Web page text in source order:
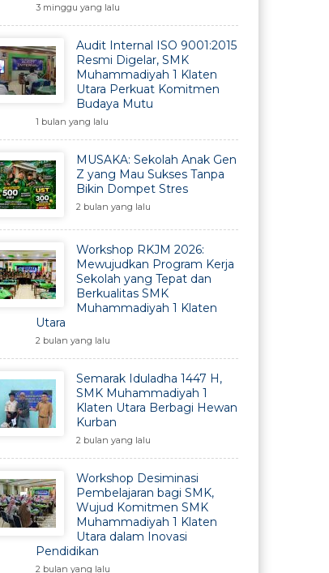
3 minggu yang lalu
Audit Internal ISO 9001:2015
Resmi Digelar, SMK
Muhammadiyah 1 Klaten
Utara Perkuat Komitmen
Budaya Mutu
1 bulan yang lalu
MUSAKA: Sekolah Anak Gen
Z yang Mau Sukses Tanpa
Bikin Dompet Stres
2 bulan yang lalu
Workshop RKJM 2026:
Mewujudkan Program Kerja
Sekolah yang Tepat dan
Berkualitas SMK
Muhammadiyah 1 Klaten
Utara
2 bulan yang lalu
Semarak Iduladha 1447 H,
SMK Muhammadiyah 1
Klaten Utara Berbagi Hewan
Kurban
2 bulan yang lalu
Workshop Desiminasi
Pembelajaran bagi SMK,
Wujud Komitmen SMK
Muhammadiyah 1 Klaten
Utara dalam Inovasi
Pendidikan
2 bulan yang lalu